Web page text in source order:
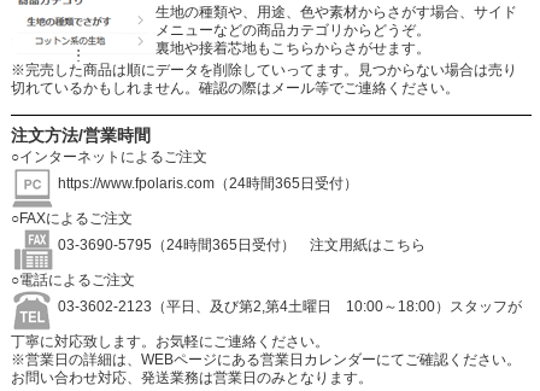
生地の種類や、用途、色や素材からさがす場合、サイド
メニューなどの商品カテゴリからどうぞ。
裏地や接着芯地もこちらからさがせます。
※完売した商品は順にデータを削除していってます。見つからない場合は売り
切れているかもしれません。確認の際はメール等でご連絡ください。
注文方法/営業時間
○インターネットによるご注文
https://www.fpolaris.com（24時間365日受付）
○FAXによるご注文
03-3690-5795（24時間365日受付）
注文用紙はこちら
○電話によるご注文
03-3602-2123（平日、及び第2,第4土曜日 10:00～18:00）スタッフが
丁寧に対応致します。お気軽にご連絡ください。
※営業日の詳細は、WEBページにある営業日カレンダーにてご確認ください。
お問い合わせ対応、発送業務は営業日のみとなります。